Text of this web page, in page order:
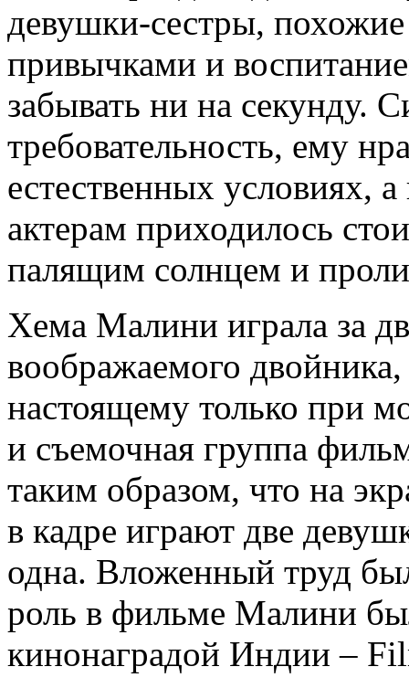
девушки-сестры,
привычками и
забывать ни на секунду.
требовательность, ему
естественных условиях,
актерам приходилось
палящим солнцем и
Хема Малини играла за
воображаемого
настоящему только при
и съемочная группа
таким образом, что на
в кадре играют две
одна. Вложенный труд
роль в фильме Малини
кинонаградой Индии –